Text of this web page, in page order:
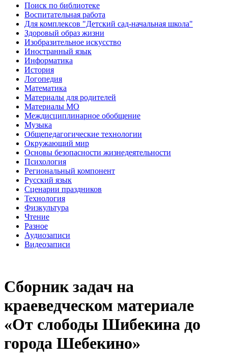
Поиск по библиотеке
Воспитательная работа
Для комплексов "Детский сад-начальная школа"
Здоровый образ жизни
Изобразительное искусство
Иностранный язык
Информатика
История
Логопедия
Математика
Материалы для родителей
Материалы МО
Междисциплинарное обобщение
Музыка
Общепедагогические технологии
Окружающий мир
Основы безопасности жизнедеятельности
Психология
Региональный компонент
Русский язык
Сценарии праздников
Технология
Физкультура
Чтение
Разное
Аудиозаписи
Видеозаписи
Сборник задач на
краеведческом материале
«От слободы Шибекина до
города Шебекино»